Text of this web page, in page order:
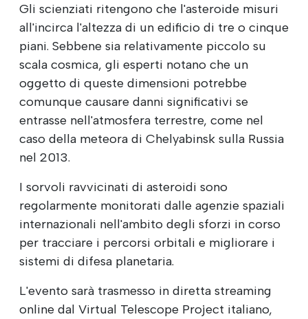
Gli scienziati ritengono che l'asteroide misuri
all'incirca l'altezza di un edificio di tre o cinque
piani. Sebbene sia relativamente piccolo su
scala cosmica, gli esperti notano che un
oggetto di queste dimensioni potrebbe
comunque causare danni significativi se
entrasse nell'atmosfera terrestre, come nel
caso della meteora di Chelyabinsk sulla Russia
nel 2013.
I sorvoli ravvicinati di asteroidi sono
regolarmente monitorati dalle agenzie spaziali
internazionali nell'ambito degli sforzi in corso
per tracciare i percorsi orbitali e migliorare i
sistemi di difesa planetaria.
L'evento sarà trasmesso in diretta streaming
online dal Virtual Telescope Project italiano,